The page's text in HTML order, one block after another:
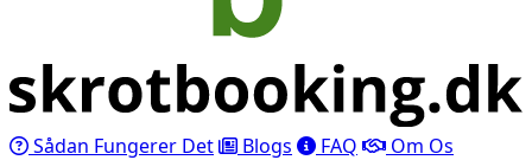
Sådan Fungerer Det Blogs FAQ Om Os